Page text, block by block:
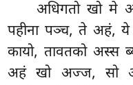
अधिगतो खो मे
पहीना पञ्च, ते अहं,
कायो, तावतको अस्स
अहं खो अज्ज, सो